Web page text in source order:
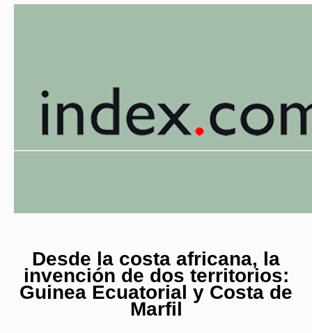
Desde la costa africana, la
invención de dos territorios:
Guinea Ecuatorial y Costa de
Marfil